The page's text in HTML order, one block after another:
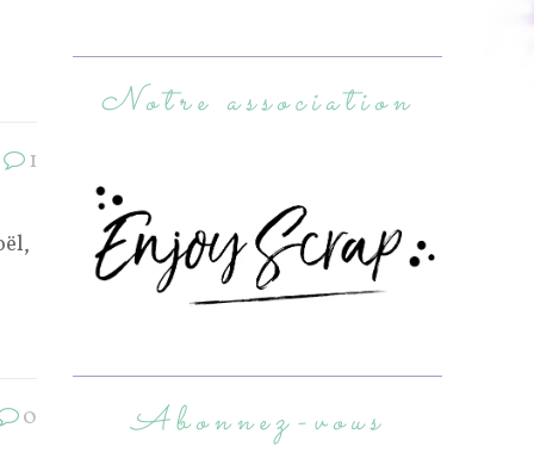
1
0
Notre association
Abonnez-vous